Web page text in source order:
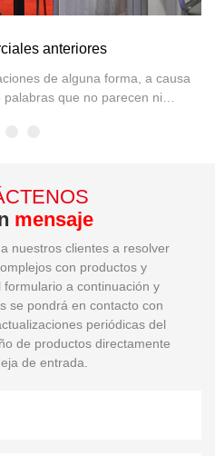
anteriores
de alguna forma, a causa
que no parecen ni
mensaje
nuestros clientes a resolver
con productos y
a continuación y
se pondrá en contacto con
periódicas del
de productos directamente
de entrada.